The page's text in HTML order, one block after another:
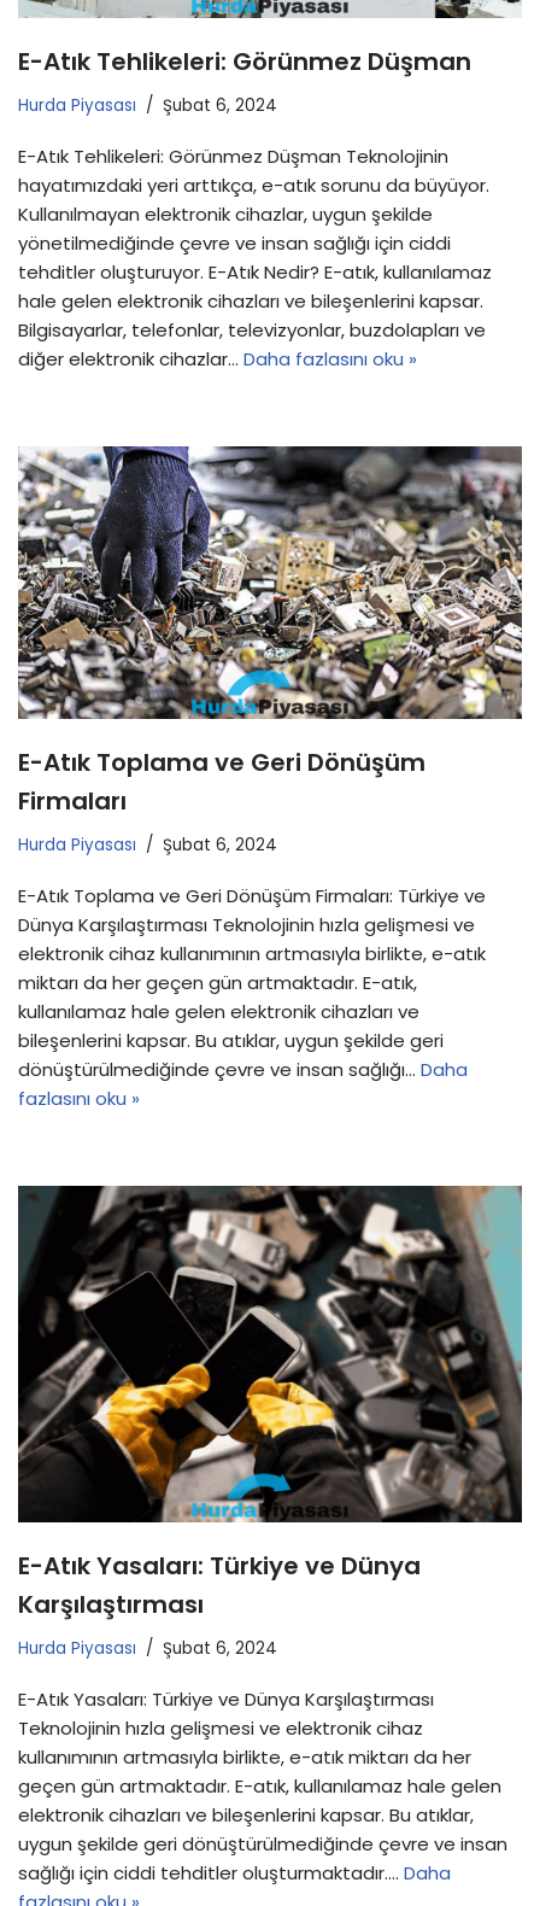
E-Atık Tehlikeleri: Görünmez Düşman
Hurda Piyasası Şubat 6, 2024
E-Atık Tehlikeleri: Görünmez Düşman Teknolojinin
hayatımızdaki yeri arttıkça, e-atık sorunu da büyüyor.
Kullanılmayan elektronik cihazlar, uygun şekilde
yönetilmediğinde çevre ve insan sağlığı için ciddi
tehditler oluşturuyor. E-Atık Nedir? E-atık, kullanılamaz
hale gelen elektronik cihazları ve bileşenlerini kapsar.
Bilgisayarlar, telefonlar, televizyonlar, buzdolapları ve
diğer elektronik cihazlar… Daha fazlasını oku »
E-Atık Toplama ve Geri Dönüşüm
Firmaları
Hurda Piyasası Şubat 6, 2024
E-Atık Toplama ve Geri Dönüşüm Firmaları: Türkiye ve
Dünya Karşılaştırması Teknolojinin hızla gelişmesi ve
elektronik cihaz kullanımının artmasıyla birlikte, e-atık
miktarı da her geçen gün artmaktadır. E-atık,
kullanılamaz hale gelen elektronik cihazları ve
bileşenlerini kapsar. Bu atıklar, uygun şekilde geri
dönüştürülmediğinde çevre ve insan sağlığı… Daha
fazlasını oku »
E-Atık Yasaları: Türkiye ve Dünya
Karşılaştırması
Hurda Piyasası Şubat 6, 2024
E-Atık Yasaları: Türkiye ve Dünya Karşılaştırması
Teknolojinin hızla gelişmesi ve elektronik cihaz
kullanımının artmasıyla birlikte, e-atık miktarı da her
geçen gün artmaktadır. E-atık, kullanılamaz hale gelen
elektronik cihazları ve bileşenlerini kapsar. Bu atıklar,
uygun şekilde geri dönüştürülmediğinde çevre ve insan
sağlığı için ciddi tehditler oluşturmaktadır.… Daha